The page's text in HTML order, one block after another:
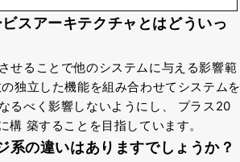
スアーキテクチャとはどういっ
せることで他のシステムに与える影響範
独立した機能を組み合わせてシステムを
るべく影響しないようにし、 プラス20
構 築することを目指しています。
系の違いはありますでしょうか？